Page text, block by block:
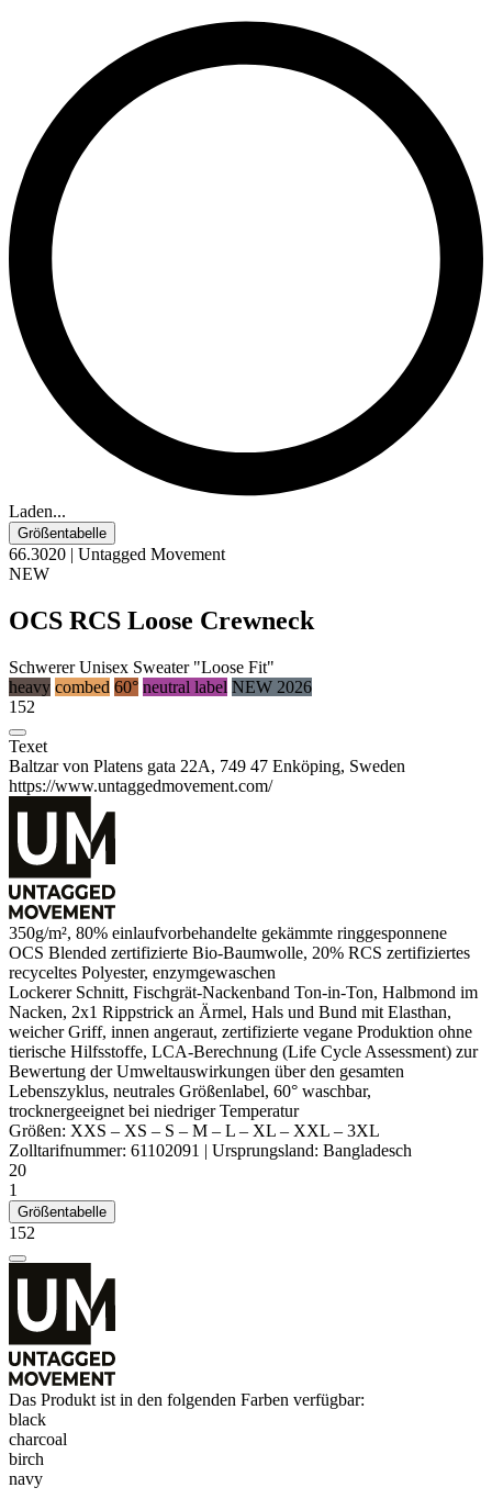
Laden...
Größentabelle
66.3020 | Untagged Movement
NEW
OCS RCS Loose Crewneck
Schwerer Unisex Sweater "Loose Fit"
heavy combed 60° neutral label NEW 2026
152
Texet
Baltzar von Platens gata 22A, 749 47 Enköping, Sweden
https://www.untaggedmovement.com/
350g/m², 80% einlaufvorbehandelte gekämmte ringgesponnene
OCS Blended zertifizierte Bio-Baumwolle, 20% RCS zertifiziertes
recyceltes Polyester, enzymgewaschen
Lockerer Schnitt, Fischgrät-Nackenband Ton-in-Ton, Halbmond im
Nacken, 2x1 Rippstrick an Ärmel, Hals und Bund mit Elasthan,
weicher Griff, innen angeraut, zertifizierte vegane Produktion ohne
tierische Hilfsstoffe, LCA-Berechnung (Life Cycle Assessment) zur
Bewertung der Umweltauswirkungen über den gesamten
Lebenszyklus, neutrales Größenlabel, 60° waschbar,
trocknergeeignet bei niedriger Temperatur
Größen: XXS – XS – S – M – L – XL – XXL – 3XL
Zolltarifnummer: 61102091 | Ursprungsland: Bangladesch
20
1
Größentabelle
152
Das Produkt ist in den folgenden Farben verfügbar:
black
charcoal
birch
navy